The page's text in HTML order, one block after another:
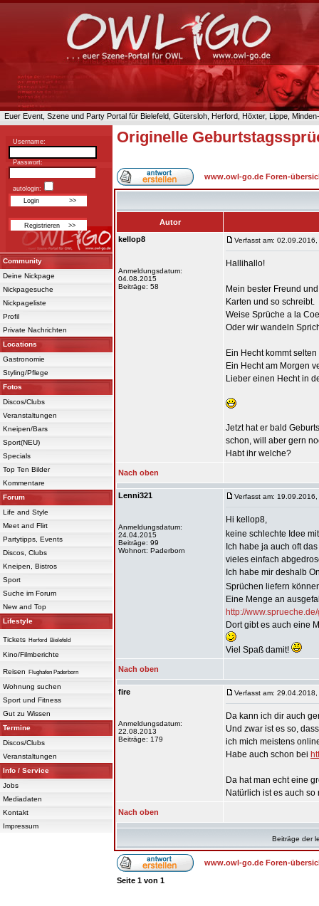
Euer Event, Szene und Party Portal für Bielefeld, Gütersloh, Herford, Höxter, Lippe,
Username:
Passwort:
autologin:
Community
Deine Nickpage
Nickpagesuche
Nickpageliste
Profil
Private Nachrichten
Locations
Gastronomie
Styling/Pflege
Fotos
Discos/Clubs
Veranstaltungen
Kneipen/Bars
Sport(NEU)
Specials
Top Ten Bilder
Kommentare
Forum
Life and Style
Meet and Flirt
Partytipps, Events
Discos, Clubs
Kneipen, Bistros
Sport
Suche im Forum
New and Top
Lifestyle
Tickets Herford Bielefeld
Kino/Filmberichte
Reisen Flughafen Paderborn
Wohnung suchen
Sport und Fitness
Gut zu Wissen
Termine
Discos/Clubs
Veranstaltungen
Info / Service
Jobs
Mediadaten
Kontakt
Impressum
Originelle
www.owl-go.de Foren-
Autor
kellop8
Anmeldungsdatum:
04.08.2015
Beiträge: 58
Verfasst am:
Hallihallo!
Mein bester Freund
Karten und so schreibt.
Weise Sprüche a la
Oder wir wandeln
Ein Hecht kommt
Ein Hecht am Morgen
Lieber einen Hecht in
Jetzt hat er bald
schon, will aber gern
Habt ihr welche?
Nach oben
Lenni321
Anmeldungsdatum:
24.04.2015
Beiträge: 99
Wohnort: Paderborn
Verfasst am:
Hi kellop8,
keine schlechte Idee
Ich habe ja auch oft
vieles einfach
Ich habe mir deshalb
Sprüchen liefern
Eine Menge an
http://
Dort gibt es auch eine
Viel Spaß damit!
Nach oben
fire
Anmeldungsdatum:
22.08.2013
Beiträge: 179
Verfasst am:
Da kann ich dir auch
Und zwar ist es so,
ich mich meistens
Habe auch schon bei
Da hat man echt eine
Natürlich ist es auch
Nach oben
Beiträge der
www.owl-go.de Foren-
Seite 1 von 1